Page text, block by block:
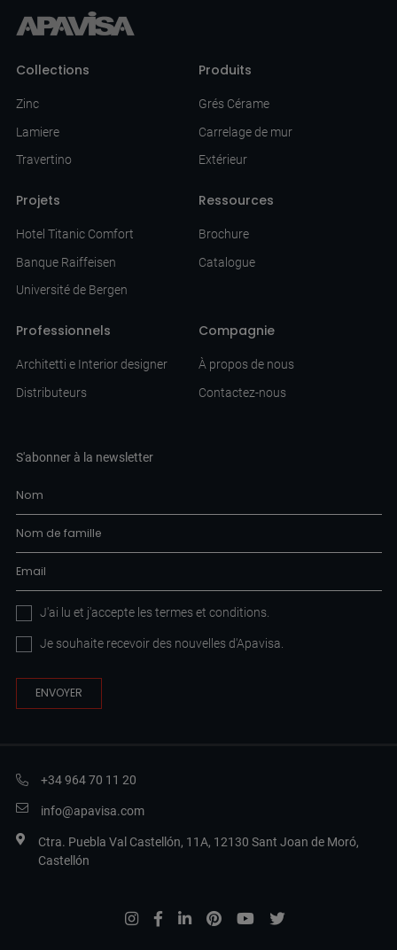
Collections
Zinc
Lamiere
Travertino
Produits
Grés Cérame
Carrelage de mur
Extérieur
Projets
Hotel Titanic Comfort
Banque Raiffeisen
Université de Bergen
Ressources
Brochure
Catalogue
Professionnels
Architetti e Interior designer
Distributeurs
Compagnie
À propos de nous
Contactez-nous
S'abonner à la newsletter
J'ai lu et j'accepte lestermes et conditions
Je souhaite recevoir des nouvelles d'Apavisa.
+34 964 70 11 20
info@apavisa.com
Ctra. Puebla Val Castellón, 11A, 12130 Sant Joan de Moró,
Castellón